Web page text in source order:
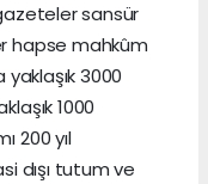
sansür
hapse mahkûm
3000
1000
200 yıl
dışı tutum ve